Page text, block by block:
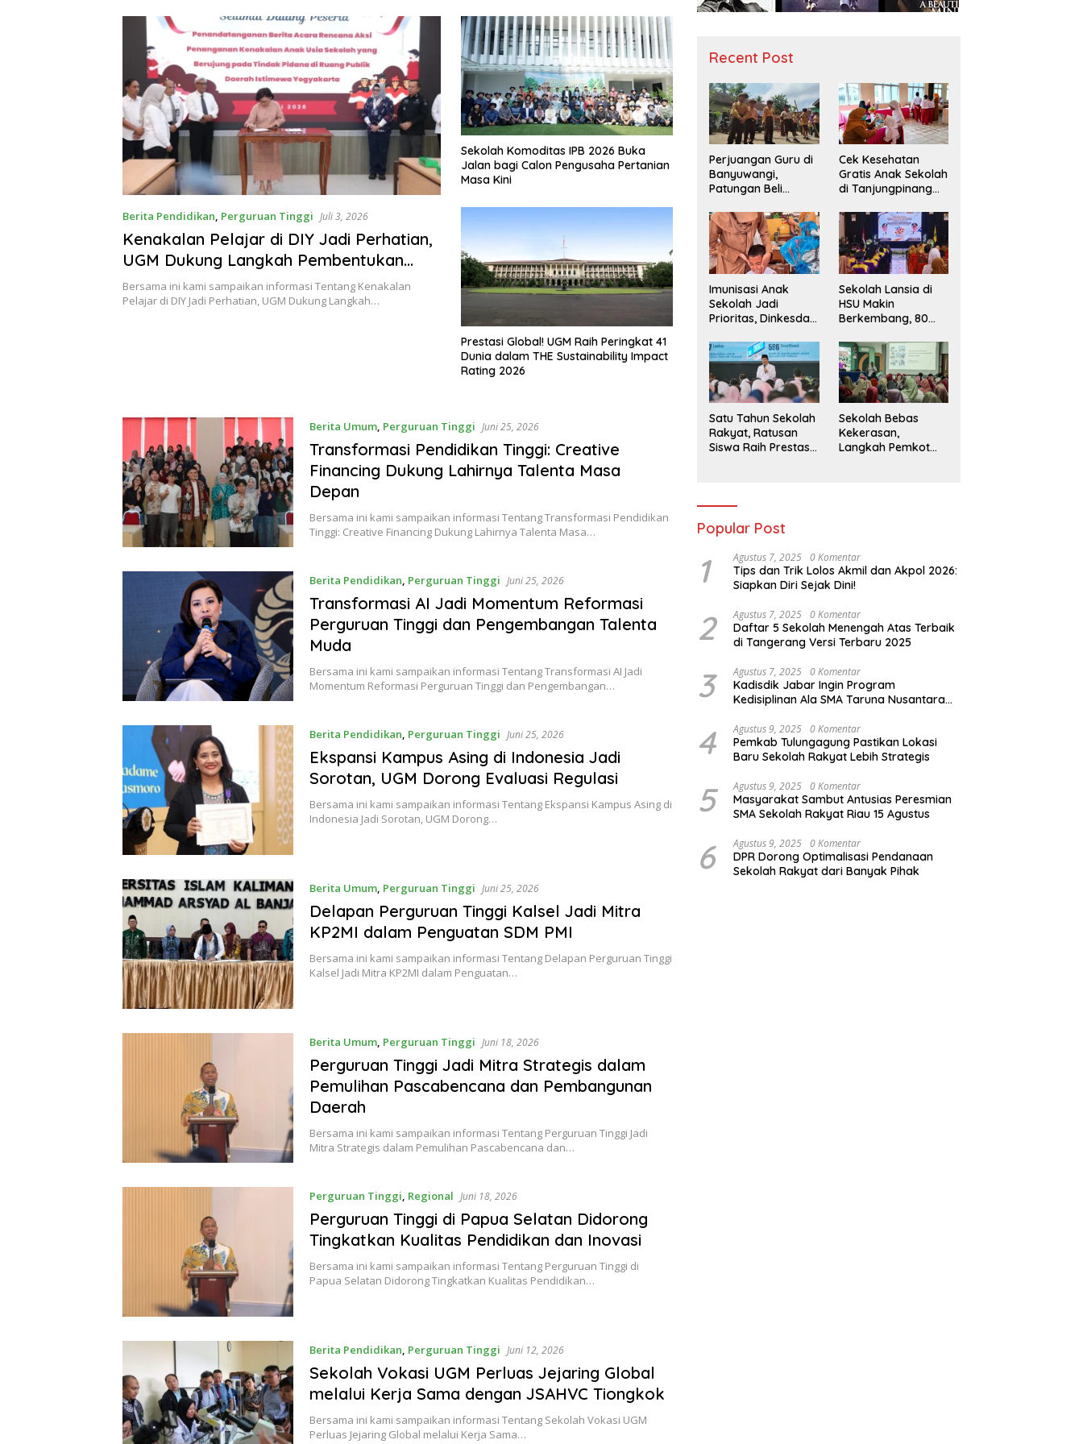
Berita Pendidikan, Perguruan Tinggi Juli 3, 2026
Kenakalan Pelajar di DIY Jadi Perhatian,
UGM Dukung Langkah Pembentukan
Satgas Khusus
Bersama ini kami sampaikan informasi Tentang Kenakalan
Pelajar di DIY Jadi Perhatian, UGM Dukung Langkah…
Sekolah Komoditas IPB 2026 Buka
Jalan bagi Calon Pengusaha Pertanian
Masa Kini
Prestasi Global! UGM Raih Peringkat 41
Dunia dalam THE Sustainability Impact
Rating 2026
Berita Umum, Perguruan Tinggi Juni 25, 2026
Transformasi Pendidikan Tinggi: Creative
Financing Dukung Lahirnya Talenta Masa
Depan
Bersama ini kami sampaikan informasi Tentang Transformasi Pendidikan
Tinggi: Creative Financing Dukung Lahirnya Talenta Masa…
Berita Pendidikan, Perguruan Tinggi Juni 25, 2026
Transformasi AI Jadi Momentum Reformasi
Perguruan Tinggi dan Pengembangan Talenta
Muda
Bersama ini kami sampaikan informasi Tentang Transformasi AI Jadi
Momentum Reformasi Perguruan Tinggi dan Pengembangan…
Berita Pendidikan, Perguruan Tinggi Juni 25, 2026
Ekspansi Kampus Asing di Indonesia Jadi
Sorotan, UGM Dorong Evaluasi Regulasi
Bersama ini kami sampaikan informasi Tentang Ekspansi Kampus Asing di
Indonesia Jadi Sorotan, UGM Dorong…
Berita Umum, Perguruan Tinggi Juni 25, 2026
Delapan Perguruan Tinggi Kalsel Jadi Mitra
KP2MI dalam Penguatan SDM PMI
Bersama ini kami sampaikan informasi Tentang Delapan Perguruan Tinggi
Kalsel Jadi Mitra KP2MI dalam Penguatan…
Berita Umum, Perguruan Tinggi Juni 18, 2026
Perguruan Tinggi Jadi Mitra Strategis dalam
Pemulihan Pascabencana dan Pembangunan
Daerah
Bersama ini kami sampaikan informasi Tentang Perguruan Tinggi Jadi
Mitra Strategis dalam Pemulihan Pascabencana dan…
Perguruan Tinggi, Regional Juni 18, 2026
Perguruan Tinggi di Papua Selatan Didorong
Tingkatkan Kualitas Pendidikan dan Inovasi
Bersama ini kami sampaikan informasi Tentang Perguruan Tinggi di
Papua Selatan Didorong Tingkatkan Kualitas Pendidikan…
Berita Pendidikan, Perguruan Tinggi Juni 12, 2026
Sekolah Vokasi UGM Perluas Jejaring Global
melalui Kerja Sama dengan JSAHVC Tiongkok
Bersama ini kami sampaikan informasi Tentang Sekolah Vokasi UGM
Perluas Jejaring Global melalui Kerja Sama…
Recent Post
Perjuangan Guru di
Banyuwangi,
Patungan Beli
Menarik Minat Siswa
ke SD Negeri
Cek Kesehatan
Gratis Anak Sekolah
di Tanjungpinang
Siswa
Imunisasi Anak
Sekolah Jadi
Prioritas, Dinkesda
Monitoring BIAS
2026
Sekolah Lansia di
HSU Makin
Berkembang, 80
Wisuda Tahun Ini
Satu Tahun Sekolah
Rakyat, Ratusan
Siswa Raih Prestasi
Sekolah Bebas
Kekerasan,
Langkah Pemkot
Popular Post
1 Agustus 7, 2025 0 Komentar
Tips dan Trik Lolos Akmil dan Akpol 2026:
Siapkan Diri Sejak Dini!
2 Agustus 7, 2025 0 Komentar
Daftar 5 Sekolah Menengah Atas Terbaik
di Tangerang Versi Terbaru 2025
3 Agustus 7, 2025 0 Komentar
Kadisdik Jabar Ingin Program
Kedisiplinan Ala SMA Taruna Nusantara
4 Agustus 9, 2025 0 Komentar
Pemkab Tulungagung Pastikan Lokasi
Baru Sekolah Rakyat Lebih Strategis
5 Agustus 9, 2025 0 Komentar
Masyarakat Sambut Antusias Peresmian
SMA Sekolah Rakyat Riau 15 Agustus
6 Agustus 9, 2025 0 Komentar
DPR Dorong Optimalisasi Pendanaan
Sekolah Rakyat dari Banyak Pihak